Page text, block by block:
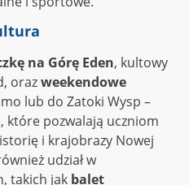
na Górę Eden, kultowy
orazweekendowe
lub do Zatoki Wysp –
które pozwalają uczniom
i krajobrazy Nowej
udział w
takich jak balet